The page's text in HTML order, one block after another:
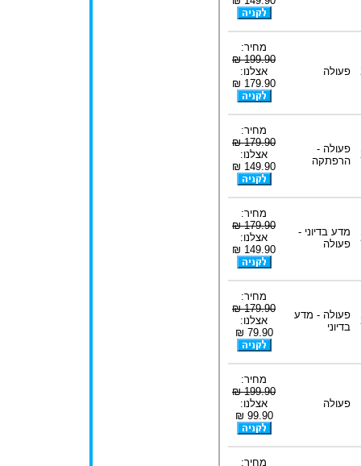
פעולה
מחיר:
199.90 ₪
אצלנו:
179.90 ₪
פעולה -
הרפתקה
מחיר:
179.90 ₪
אצלנו:
149.90 ₪
מדע בדיוני -
פעולה
מחיר:
179.90 ₪
אצלנו:
149.90 ₪
פעולה - מדע
בדיוני
מחיר:
179.90 ₪
אצלנו:
79.90 ₪
פעולה
מחיר:
199.90 ₪
אצלנו:
99.90 ₪
מחיר: